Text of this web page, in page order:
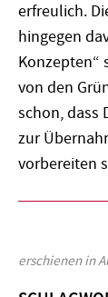
erfreulich.
hingegen
Konzepten“
von den
schon, dass
zur
vorbereiten
erschienen in